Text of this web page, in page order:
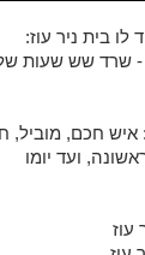
בית ניר עוז:
- שרד שש שעות
נזכור אותו: איש חכם,
ועד יומו
עוז